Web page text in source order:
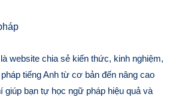
website chia sẻ kiến thức, kinh nghiệm,
tiếng Anh từ cơ bản đến nâng cao
giúp bạn tự học ngữ pháp hiệu quả và